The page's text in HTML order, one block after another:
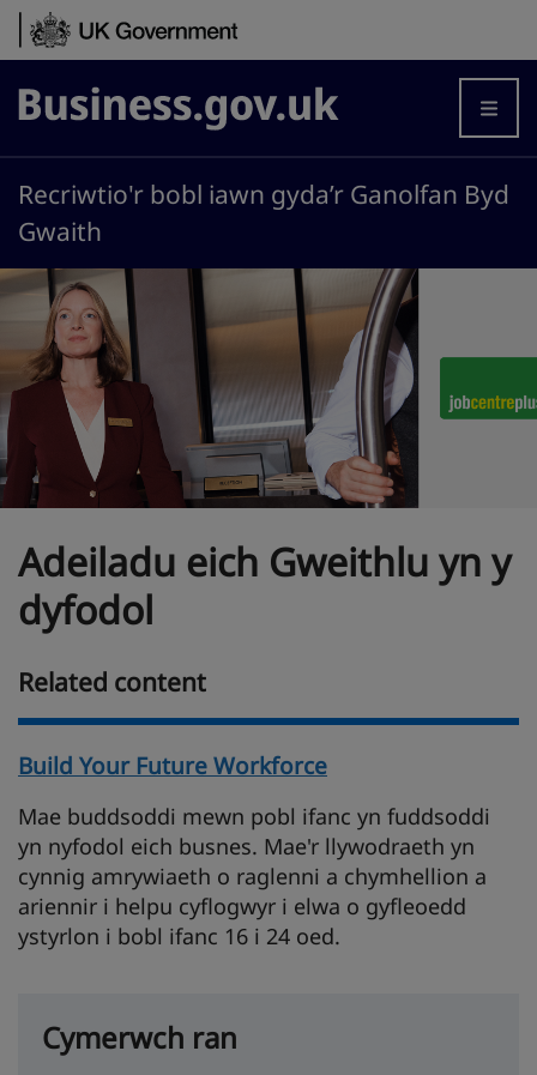
Skip to content
Business.gov.uk
Recriwtio'r bobl iawn gyda’r Ganolfan Byd
Gwaith
Adeiladu eich Gweithlu yn y
dyfodol
Related content
Build Your Future Workforce
Mae buddsoddi mewn pobl ifanc yn fuddsoddi
yn nyfodol eich busnes. Mae'r llywodraeth yn
cynnig amrywiaeth o raglenni a chymhellion a
ariennir i helpu cyflogwyr i elwa o gyfleoedd
ystyrlon i bobl ifanc 16 i 24 oed.
Cymerwch ran